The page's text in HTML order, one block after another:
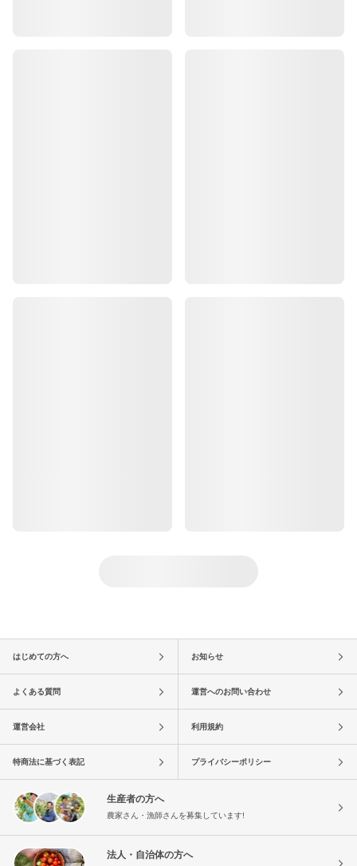
はじめての方へ お知らせ
よくある質問 運営へのお問い合わせ
運営会社 利用規約
特商法に基づく表記 プライバシーポリシー
生産者の方へ
農家さん・漁師さんを募集しています!
法人・自治体の方へ